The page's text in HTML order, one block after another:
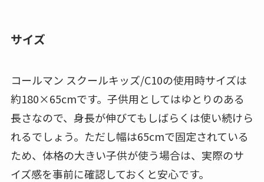
サイズ
コールマン スクールキッズ/C10の使用時サイズは
約180×65cmです。子供用としてはゆとりのある
長さなので、身長が伸びてもしばらくは使い続けら
れるでしょう。ただし幅は65cmで固定されている
ため、体格の大きい子供が使う場合は、実際のサ
イズ感を事前に確認しておくと安心です。